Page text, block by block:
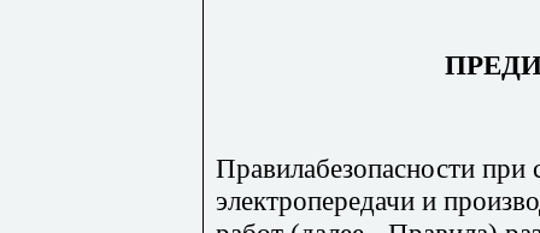
Правилабезопасности при
электропередачи и